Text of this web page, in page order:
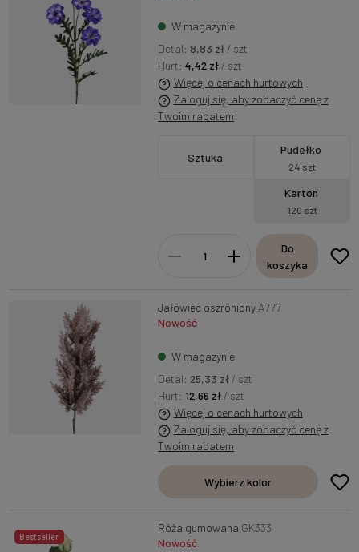
W magazynie
Detal: 8,83 zł/ szt
Hurt:4,42 zł/ szt
Więcej o cenach hurtowych
Zaloguj się, aby zobaczyć cenę z
Twoim rabatem
Sztuka
Pudełko
24 szt
Karton
120 szt
Do
koszyka
Jałowiec oszroniony A777
Nowość
W magazynie
Detal: 25,33 zł/ szt
Hurt: 12,66 zł/ szt
Więcej o cenach hurtowych
Zaloguj się, aby zobaczyć cenę z
Twoim rabatem
Wybierz kolor
Bestseller
Róża gumowana GK333
Nowość